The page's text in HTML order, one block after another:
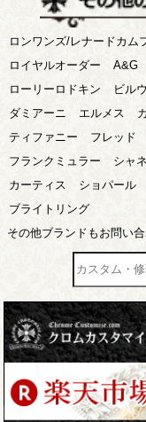
ロンワンズ/レナードカム
ロイヤルオーダー
A&G
ローリーロドキン
ビル
ダミアーニ
エルメス
ティファニー
フレッド
フランクミュラー
シャ
カーティス
ショパール
ブライトリング
その他ブランドもお問い合